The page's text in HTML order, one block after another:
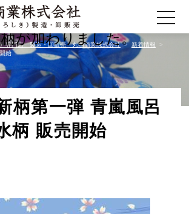
toggle
）専門店 製造・卸販売 丸和商業株式会社
新着情報
始
柄第一弾 青嵐風呂
柄 販売開始
春 人気の青嵐風呂敷に新
が加わりました。
櫻流水